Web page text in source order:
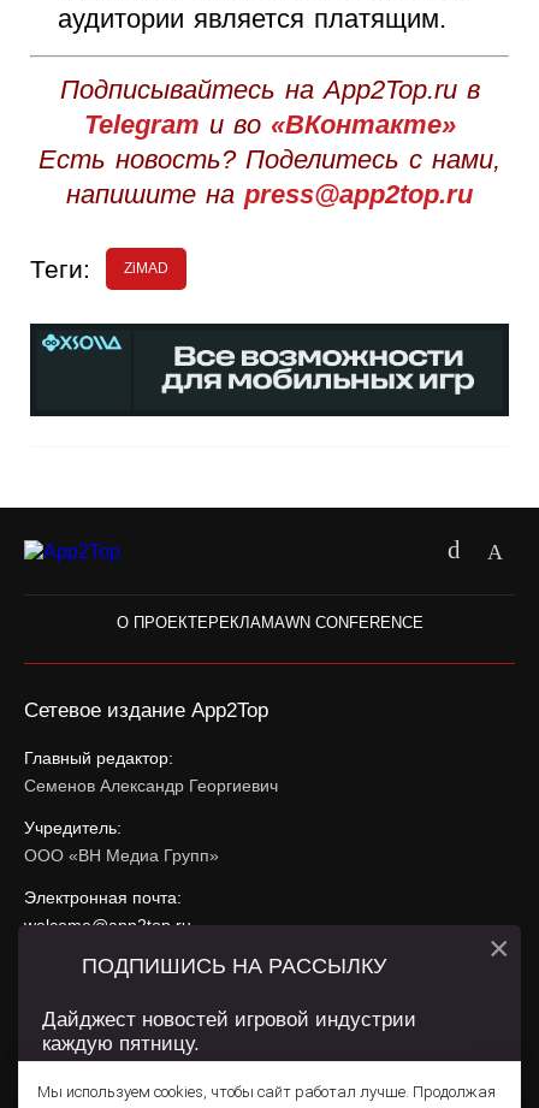
аудитории является платящим.
Подписывайтесь на App2Top.ru в
Telegram и во «ВКонтакте»
Есть новость? Поделитесь с нами,
напишите на press@app2top.ru
Теги: ZiMAD
О ПРОЕКТЕРЕКЛАМАWN CONFERENCE
Сетевое издание App2Top
Главный редактор:
Семенов Александр Георгиевич
Учредитель:
ООО «ВН Медиа Групп»
Электронная почта:
welcome@app2top.ru
При использовании материалов активная ссылка на
Сайт использует IP адреса, cookie, данные геолокации
использования содержатся вПолитике конфиденциальностии
Мы используем cookies, чтобы сайт работал лучше. Продолжая
ПОДПИШИСЬ НА РАССЫЛКУ
Дайджест новостей игровой индустрии
каждую пятницу.
×